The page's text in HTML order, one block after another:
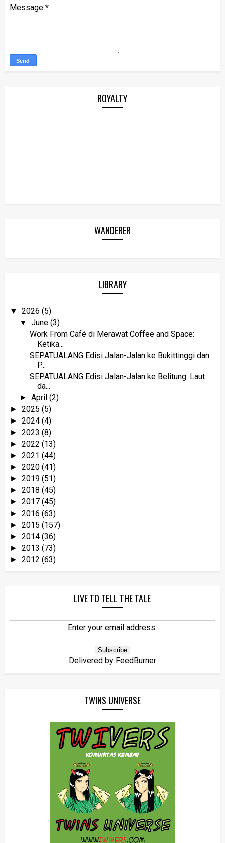
Message *
ROYALTY
WANDERER
LIBRARY
▼ 2026 (5)
▼June(3)
Work From Café di Merawat Coffee and Space:
Ketika...
SEPATUALANG Edisi Jalan-Jalan ke Bukittinggi dan
P...
SEPATUALANG Edisi Jalan-Jalan ke Belitung: Laut
da...
►April(2)
► 2025 (5)
► 2024 (4)
► 2023 (8)
► 2022 (13)
► 2021 (44)
► 2020 (41)
► 2019 (51)
► 2018 (45)
► 2017 (45)
► 2016 (63)
► 2015 (157)
► 2014 (36)
► 2013 (73)
► 2012 (63)
LIVE TO TELL THE TALE
Enter your email address:
Delivered by FeedBurner
TWINS UNIVERSE